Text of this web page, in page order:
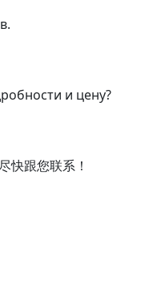
и цену?
快跟您联系！